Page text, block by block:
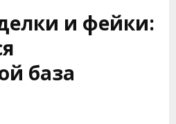
и фейки:
база